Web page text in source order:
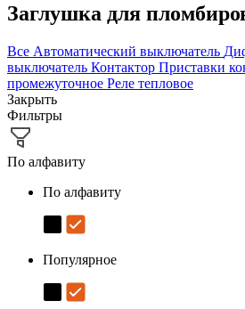
Заглушка для
Все Автоматический выключатель
выключатель Контактор Приставки
промежуточное Реле тепловое
Закрыть
Фильтры
По алфавиту
По алфавиту
Популярное